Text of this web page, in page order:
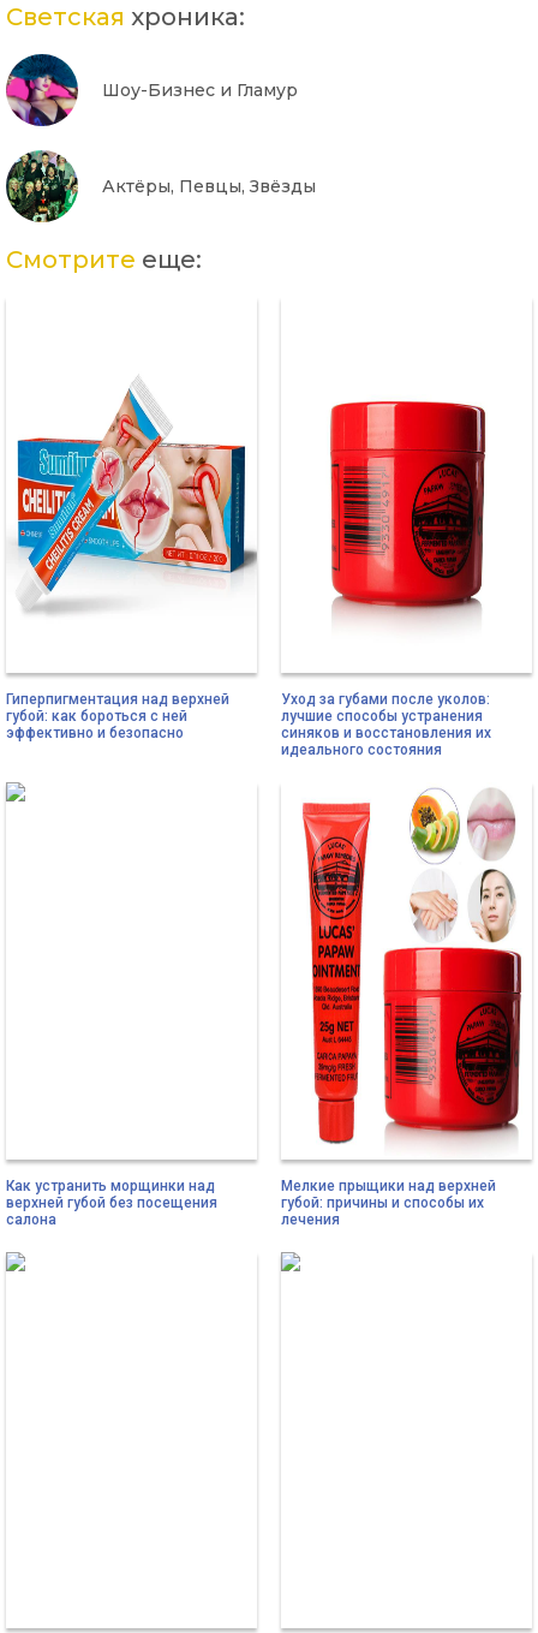
Светская хроника:
Шоу-Бизнес и Гламур
Актёры, Певцы, Звёзды
Смотрите еще:
Гиперпигментация над верхней
губой: как бороться с ней
эффективно и безопасно
Уход за губами после уколов:
лучшие способы устранения
синяков и восстановления их
идеального состояния
Как устранить морщинки над
верхней губой без посещения
салона
Мелкие прыщики над верхней
губой: причины и способы их
лечения